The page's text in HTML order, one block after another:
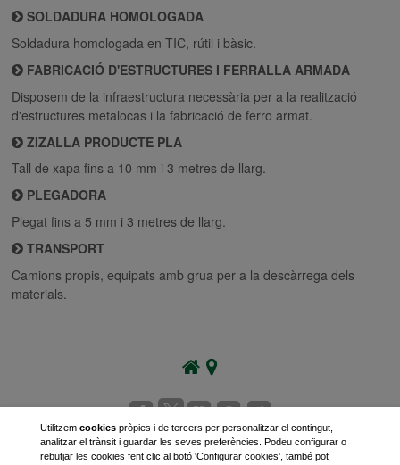
SOLDADURA HOMOLOGADA
Soldadura homologada en TIC, rútil i bàsic.
FABRICACIÓ D'ESTRUCTURES I FERRALLA ARMADA
Disposem de la infraestructura necessària per a la realització
d'estructures metalocas i la fabricació de ferro armat.
ZIZALLA PRODUCTE PLA
Tall de xapa fins a 10 mm i 3 metres de llarg.
PLEGADORA
Plegat fins a 5 mm i 3 metres de llarg.
TRANSPORT
Camions propis, equipats amb grua per a la descàrrega dels
materials.
Notificacions
Utilitzem cookiespròpies i de tercers per personalitzar el contingut,
analitzar el trànsit i guardar les seves preferències. Podeu configurar o
rebutjar les cookies fent clic al botó 'Configurar cookies', també pot